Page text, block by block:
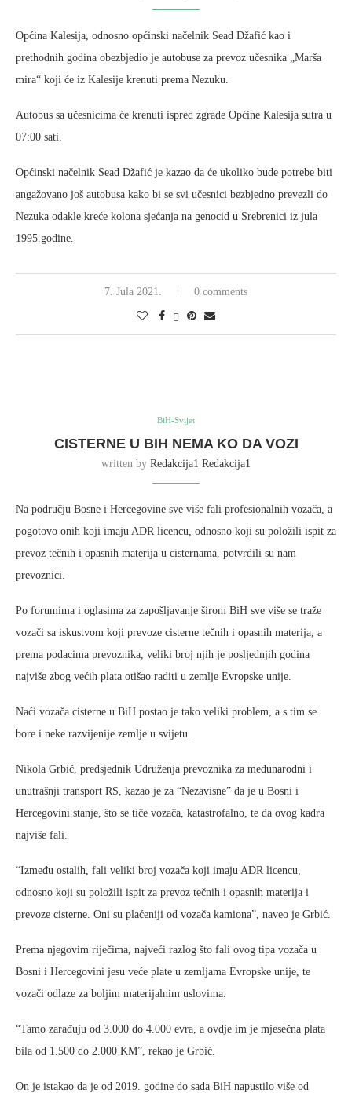
Općina Kalesija, odnosno općinski načelnik Sead Džafić kao i
prethodnih godina obezbjedio je autobuse za prevoz učesnika „Marša
mira“ koji će iz Kalesije krenuti prema Nezuku.
Autobus sa učesnicima će krenuti ispred zgrade Općine Kalesija sutra u
07:00 sati.
Općinski načelnik Sead Džafić je kazao da će ukoliko bude potrebe biti
angažovano još autobusa kako bi se svi učesnici bezbjedno prevezli do
Nezuka odakle kreće kolona sjećanja na genocid u Srebrenici iz jula
1995.godine.
7. Jula 2021. 0 comments
BiH-Svijet
CISTERNE U BIH NEMA KO DA VOZI
written by Redakcija1 Redakcija1
Na području Bosne i Hercegovine sve više fali profesionalnih vozača, a
pogotovo onih koji imaju ADR licencu, odnosno koji su položili ispit za
prevoz tečnih i opasnih materija u cisternama, potvrdili su nam
prevoznici.
Po forumima i oglasima za zapošljavanje širom BiH sve više se traže
vozači sa iskustvom koji prevoze cisterne tečnih i opasnih materija, a
prema podacima prevoznika, veliki broj njih je posljednjih godina
najviše zbog većih plata otišao raditi u zemlje Evropske unije.
Naći vozača cisterne u BiH postao je tako veliki problem, a s tim se
bore i neke razvijenije zemlje u svijetu.
Nikola Grbić, predsjednik Udruženja prevoznika za međunarodni i
unutrašnji transport RS, kazao je za “Nezavisne” da je u Bosni i
Hercegovini stanje, što se tiče vozača, katastrofalno, te da ovog kadra
najviše fali.
“Između ostalih, fali veliki broj vozača koji imaju ADR licencu,
odnosno koji su položili ispit za prevoz tečnih i opasnih materija i
prevoze cisterne. Oni su plaćeniji od vozača kamiona”, naveo je Grbić.
Prema njegovim riječima, najveći razlog što fali ovog tipa vozača u
Bosni i Hercegovini jesu veće plate u zemljama Evropske unije, te
vozači odlaze za boljim materijalnim uslovima.
“Tamo zarađuju od 3.000 do 4.000 evra, a ovdje im je mjesečna plata
bila od 1.500 do 2.000 KM”, rekao je Grbić.
On je istakao da je od 2019. godine do sada BiH napustilo više od